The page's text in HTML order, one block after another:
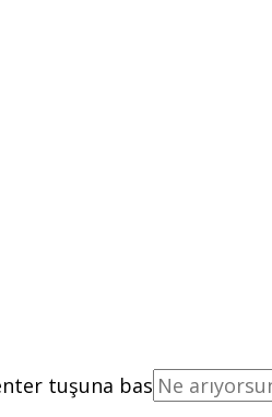
tuşuna bas